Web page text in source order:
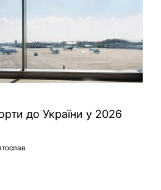
до України у 2026